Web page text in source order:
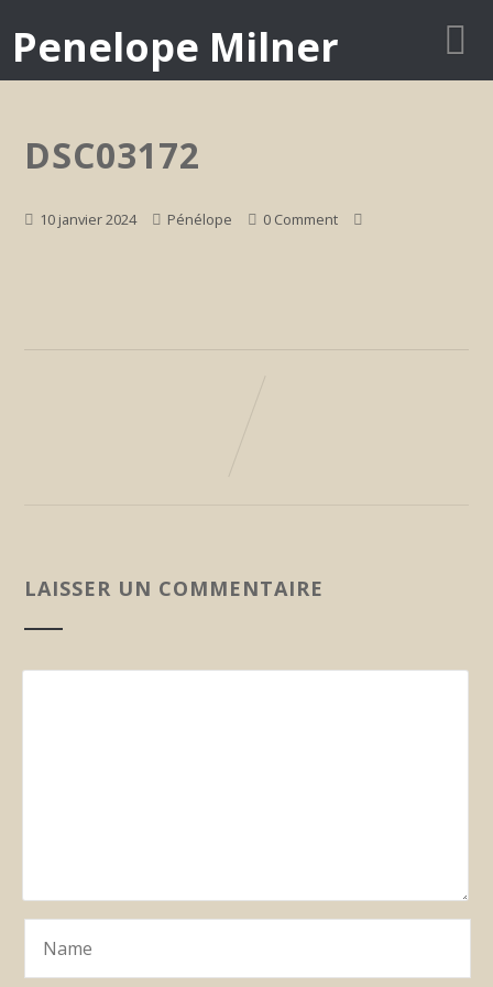
Penelope Milner
DSC03172
10 janvier 2024 Pénélope 0 Comment
LAISSER UN COMMENTAIRE